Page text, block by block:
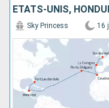
Sky Princess 16 j